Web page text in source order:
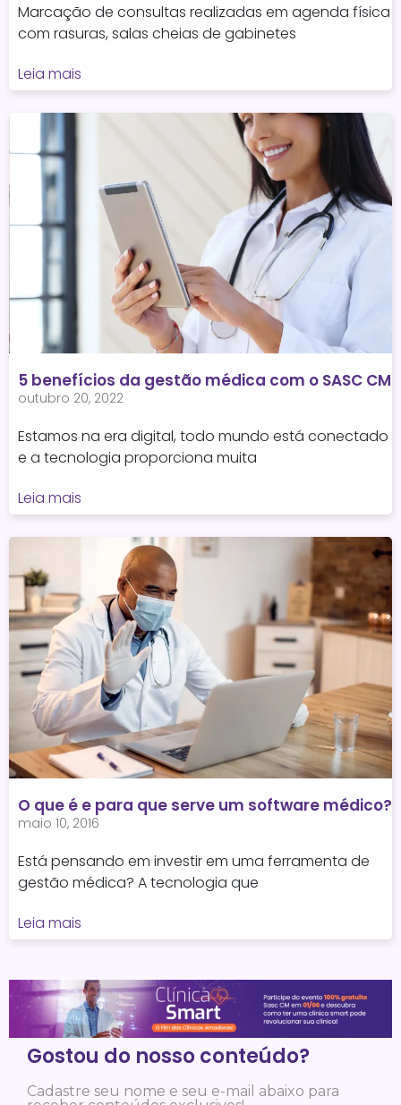
Marcação de consultas realizadas em agenda física
com rasuras, salas cheias de gabinetes
Leia mais
5 benefícios da gestão médica com o SASC CM
outubro 20, 2022
Estamos na era digital, todo mundo está conectado
e a tecnologia proporciona muita
Leia mais
O que é e para que serve um software médico?
maio 10, 2016
Está pensando em investir em uma ferramenta de
gestão médica? A tecnologia que
Leia mais
Gostou do nosso conteúdo?
Cadastre seu nome e seu e-mail abaixo para